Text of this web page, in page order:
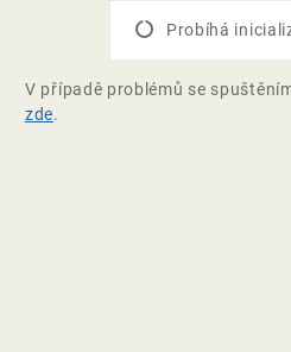
Probíhá
V případě problémů se
zde.